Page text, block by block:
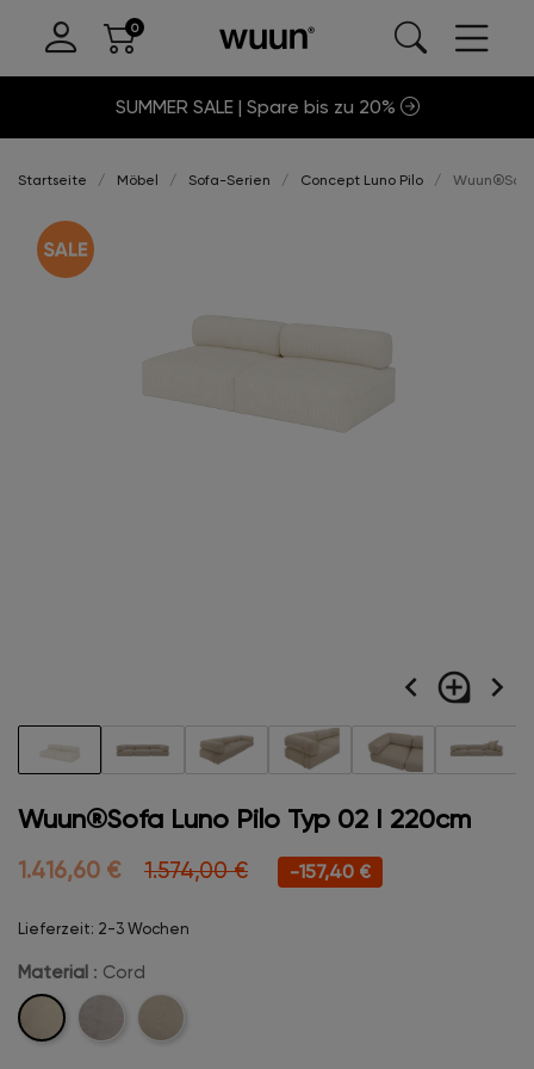
SUMMER SALE | Spare bis zu 20%
Startseite Möbel Sofa-Serien Concept Luno Pilo
navigate_before loupe navigate_next
Wuun®Sofa Luno Pilo Typ 02 I 220cm
1.416,60 € 1.574,00 € -157,40 €
Lieferzeit: 2-3 Wochen
Material : Cord
Cord Velvet Boucle